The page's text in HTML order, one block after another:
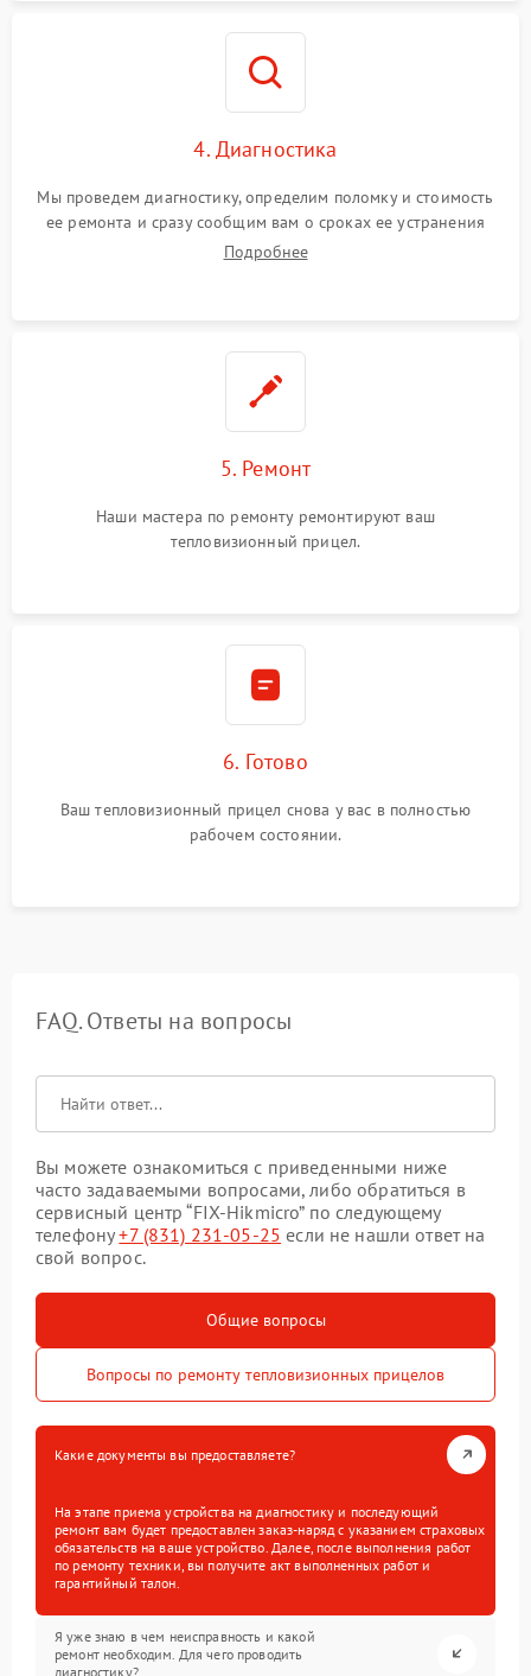
4. Диагностика
Мы проведем диагностику, определим поломку и стоимость
ее ремонта и сразу сообщим вам о сроках ее устранения
Подробнее
5. Ремонт
Наши мастера по ремонту ремонтируют ваш
тепловизионный прицел.
6. Готово
Ваш тепловизионный прицел снова у вас в полностью
рабочем состоянии.
FAQ. Ответы на вопросы
Вы можете ознакомиться с приведенными ниже
часто задаваемыми вопросами, либо обратиться в
сервисный центр “FIX-Hikmicro” по следующему
телефону+7 (831) 231-05-25 если не нашли ответ на
свой вопрос.
Общие вопросы
Вопросы по ремонту тепловизионных прицелов
Какие документы вы предоставляете?
На этапе приема устройства на диагностику и последующий
ремонт вам будет предоставлен заказ-наряд с указанием страховых
обязательств на ваше устройство. Далее, после выполнения работ
по ремонту техники, вы получите акт выполненных работ и
гарантийный талон.
Я уже знаю в чем неисправность и какой
ремонт необходим. Для чего проводить
диагностику?